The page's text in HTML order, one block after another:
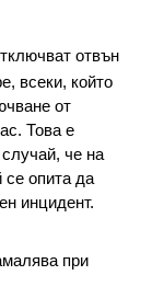
отвън
всеки, който
от
Това е
че на
се опита да
инцидент.
при